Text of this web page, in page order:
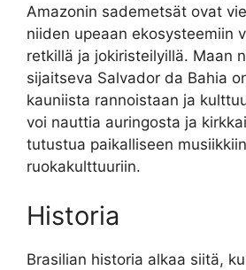
Amazonin sademetsät ovat
niiden upeaan ekosysteemiin
retkillä ja jokiristeilyillä. Maan
sijaitseva Salvador da Bahia
kauniista rannoistaan ja
voi nauttia auringosta ja
tutustua paikalliseen
ruokakulttuuriin.
Historia
Brasilian historia alkaa siitä,